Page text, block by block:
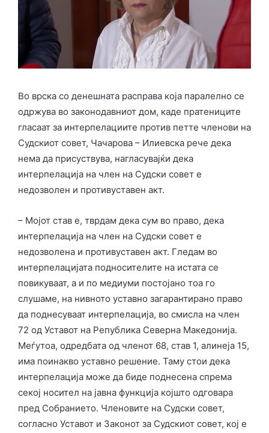
Во врска со денешната расправа која паралелно се
одржува во законодавниот дом, каде пратениците
гласаат за интерпелациите против петте членови на
Судскиот совет, Чачарова – Илиевска рече дека
нема да присуствува, нагласувајќи дека
интерпелација на член на Судски совет е
недозволен и противуставен акт.
– Мојот став е, тврдам дека сум во право, дека
интерпелација на член на Судски совет е
недозволена и противуставен акт. Гледам во
интерпелацијата подносителите на истата се
повикуваат, а и по медиуми постојано тоа го
слушаме, на нивното уставно загарантирано право
да поднесуваат интерпелација, во смисла на член
72 од Уставот на Република Северна Македонија.
Меѓутоа, одредбата од членот 68, став 1, алинеја 15,
има поинакво уставно решение. Таму стои дека
интерпелација може да биде поднесена спрема
секој носител на јавна функција којшто одговара
пред Собранието. Членовите на Судски совет,
согласно Уставот и Законот за Судскиот совет, кој е